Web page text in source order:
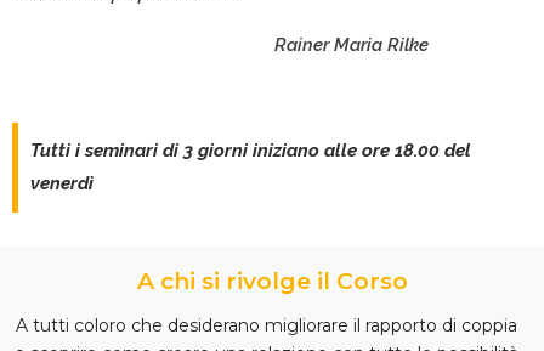
Rainer Maria Rilke
Tutti i seminari di 3 giorni iniziano alle ore 18.00 del
venerdì
A chi si rivolge il Corso
A tutti coloro che desiderano migliorare il rapporto di coppia